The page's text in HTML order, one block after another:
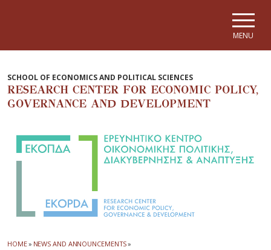
MENU
SCHOOL OF ECONOMICS AND POLITICAL SCIENCES
RESEARCH CENTER FOR ECONOMIC POLICY,
GOVERNANCE AND DEVELOPMENT
HOME» NEWS AND ANNOUNCEMENTS»